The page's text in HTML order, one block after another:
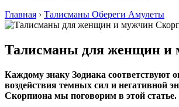
Главная › Талисманы Обереги Амулеты
Талисманы для женщин и
Каждому знаку Зодиака соответствуют
воздействия темных сил и негативной
Скорпиона мы поговорим в этой статье.